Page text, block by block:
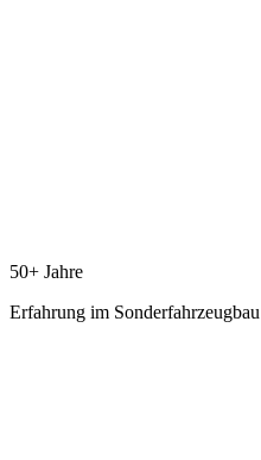
50+ Jahre
Erfahrung im Sonderfahrzeugbau